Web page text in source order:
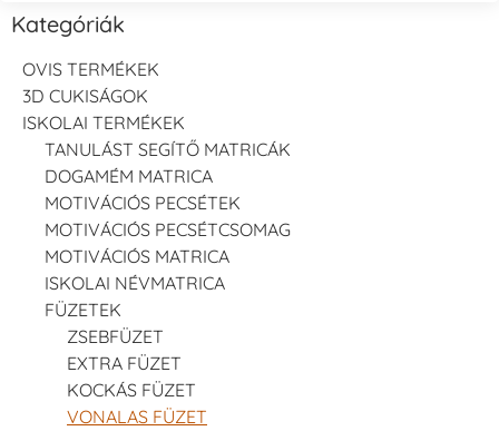
Kategóriák
OVIS TERMÉKEK
3D CUKISÁGOK
ISKOLAI TERMÉKEK
TANULÁST SEGÍTŐ MATRICÁK
DOGAMÉM MATRICA
MOTIVÁCIÓS PECSÉTEK
MOTIVÁCIÓS PECSÉTCSOMAG
MOTIVÁCIÓS MATRICA
ISKOLAI NÉVMATRICA
FÜZETEK
ZSEBFÜZET
EXTRA FÜZET
KOCKÁS FÜZET
VONALAS FÜZET